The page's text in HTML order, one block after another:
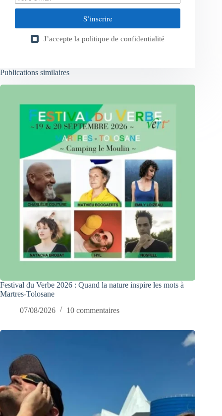
S’inscrire
J’accepte la politique de confidentialité
Publications similaires
Festival du Verbe 2026 : Quand la nature inspire les mots à
Martres-Tolosane
07/08/2026
10 commentaires